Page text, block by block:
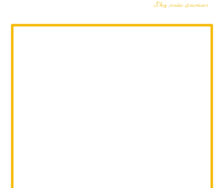
دسته‌بندی نشده, وبلاگ